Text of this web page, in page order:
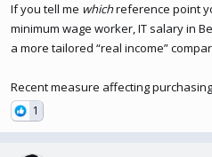
If you tell me whichreference point
minimum wage worker, IT salary in
a more tailored “real income”
Recent measure affecting
1